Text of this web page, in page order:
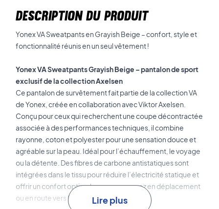
DESCRIPTION DU PRODUIT
Yonex VA Sweatpants en Grayish Beige – confort, style et
fonctionnalité réunis en un seul vêtement !
Yonex VA Sweatpants Grayish Beige – pantalon de sport
exclusif de la collection Axelsen
Ce pantalon de survêtement fait partie de la collection VA
de Yonex, créée en collaboration avec Viktor Axelsen.
Conçu pour ceux qui recherchent une coupe décontractée
associée à des performances techniques, il combine
rayonne, coton et polyester pour une sensation douce et
agréable sur la peau. Idéal pour l’échauffement, le voyage
ou la détente. Des fibres de carbone antistatiques sont
intégrées dans le tissu pour réduire l’électricité statique et
offrir un confort optimal – que vous soyez en déplacement
ou en route vers le terrain.Lire plus